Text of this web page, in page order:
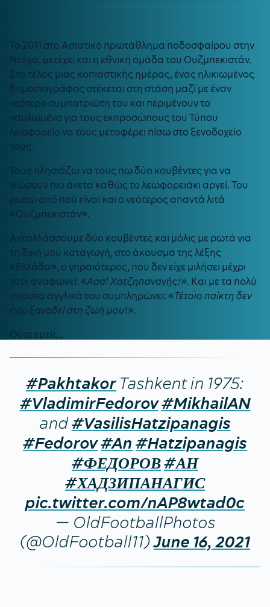
Το 2011 στο Ασιατικό πρωτάθλημα ποδοσφαίρου στην
Ντόχα, μετέχει και η εθνική ομάδα του Ουζμπεκιστάν.
Στο τέλος μιας κοπιαστικής ημέρας, ένας ηλικιωμένος
δημοσιογράφος στέκεται στη στάση μαζί με έναν
νεότερο συμπατριώτη του και περιμένουν το
ναυλωμένο για τους εκπροσώπους του Τύπου
λεωφορείο να τους μεταφέρει πίσω στο ξενοδοχείο
τους.
Τους πλησιάζω να τους πω δύο κουβέντες για να
νιώσουν πιο άνετα καθώς το λεωφορειάκι αργεί. Του
ρωτώ από πού είναι και ο νεότερος απαντά λιτά
«Ουζμπεκιστάν».
Ανταλλάσσουμε δύο κουβέντες και μόλις με ρωτά για
τη δική μου καταγωγή, στο άκουσμα της λέξης
«Ελλάδα», ο γηραιότερος, που δεν είχε μιλήσει μέχρι
τότε αναφωνεί: «Ααα! Χατζηπαναγής!». Και με τα πολύ
σπαστά αγγλικά του συμπληρώνει: «Τέτοιο παίκτη δεν
έχω ξαναδεί στη ζωή μου!».
Ούτε εμείς…
#Pakhtakor Tashkent in 1975:
#VladimirFedorov#MikhailAN
and#VasilisHatzipanagis
#Fedorov#An #Hatzipanagis
#ФЕДОРОВ#АН
#ХАДЗИПАНАГИС
pic.twitter.com/nAP8wtad0c
— OldFootballPhotos
(@OldFootball11)June 16, 2021